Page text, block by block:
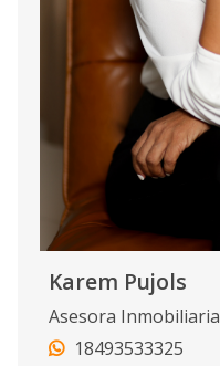
Karem Pujols
Asesora Inmobiliaria
18493533325